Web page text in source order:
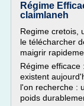
Régime
claimlaneh
Regime cretois,
le télécharcher
maigrir
Régime efficace
existent
l'on recherche :
poids